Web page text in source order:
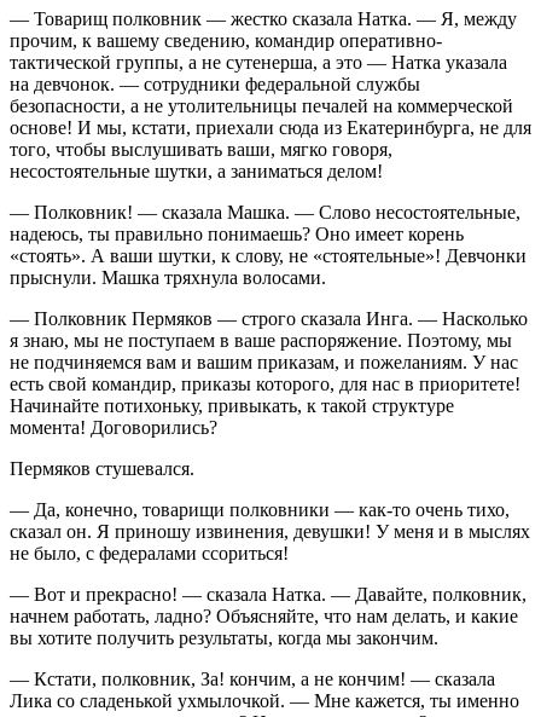
— Товарищ полковник — жестко сказала Натка. — Я, между
прочим, к вашему сведению, командир оперативно-
тактической группы, а не сутенерша, а это — Натка указала
на девчонок. — сотрудники федеральной службы
безопасности, а не утолительницы печалей на коммерческой
основе! И мы, кстати, приехали сюда из Екатеринбурга, не для
того, чтобы выслушивать ваши, мягко говоря,
несостоятельные шутки, а заниматься делом!
— Полковник! — сказала Машка. — Слово несостоятельные,
надеюсь, ты правильно понимаешь? Оно имеет корень
«стоять». А ваши шутки, к слову, не «стоятельные»! Девчонки
прыснули. Машка тряхнула волосами.
— Полковник Пермяков — строго сказала Инга. — Насколько
я знаю, мы не поступаем в ваше распоряжение. Поэтому, мы
не подчиняемся вам и вашим приказам, и пожеланиям. У нас
есть свой командир, приказы которого, для нас в приоритете!
Начинайте потихоньку, привыкать, к такой структуре
момента! Договорились?
Пермяков стушевался.
— Да, конечно, товарищи полковники — как-то очень тихо,
сказал он. Я приношу извинения, девушки! У меня и в мыслях
не было, с федералами ссориться!
— Вот и прекрасно! — сказала Натка. — Давайте, полковник,
начнем работать, ладно? Объясняйте, что нам делать, и какие
вы хотите получить результаты, когда мы закончим.
— Кстати, полковник, За! кончим, а не кончим! — сказала
Лика со сладенькой ухмылочкой. — Мне кажется, ты именно